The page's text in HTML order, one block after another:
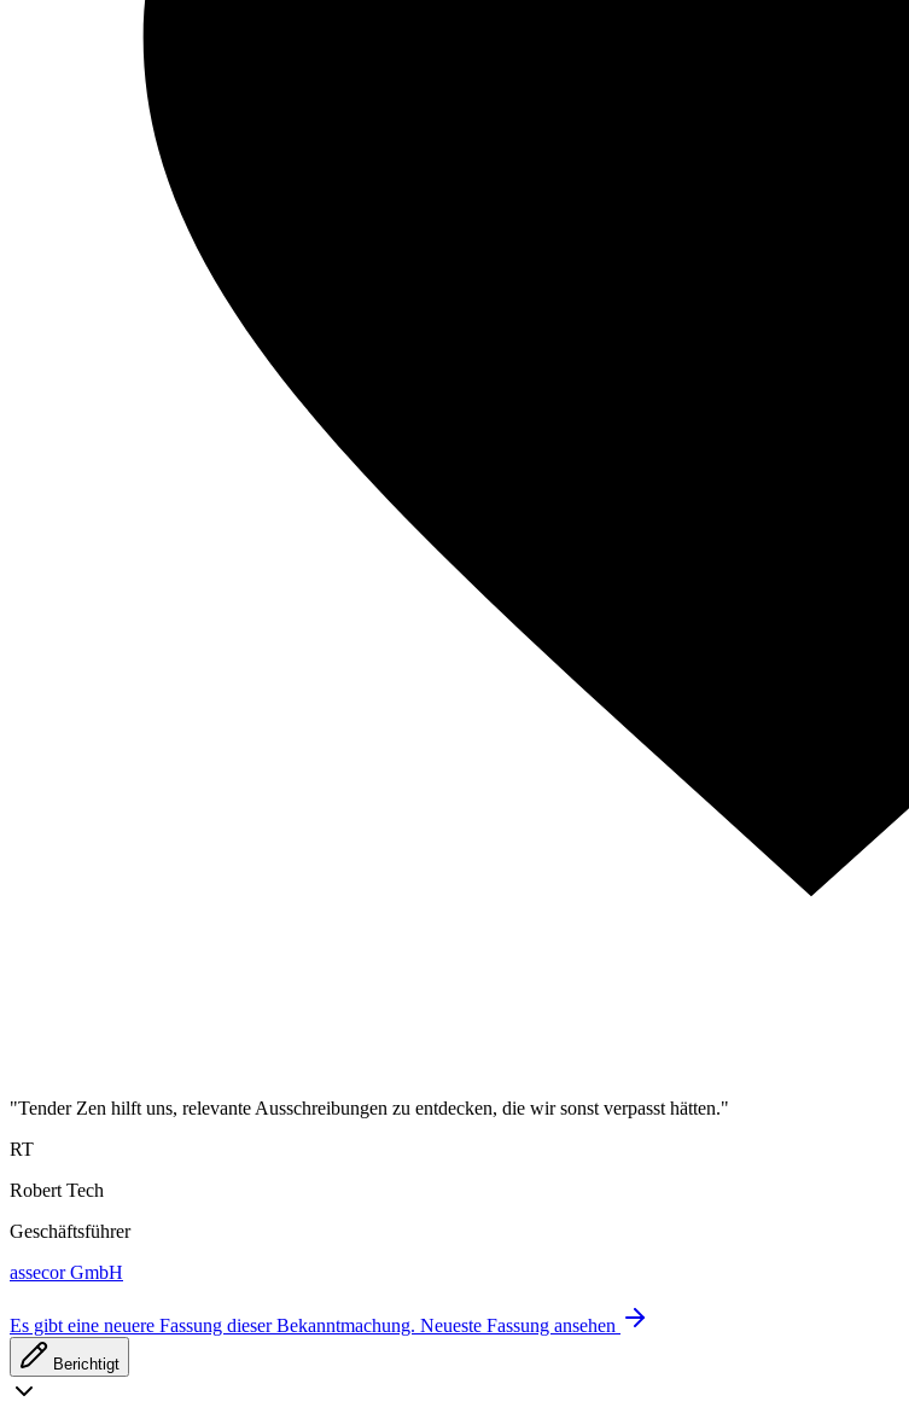
"Tender Zen hilft uns, relevante Ausschreibungen zu entdecken, die wir sonst verpasst hätten."
RT
Robert Tech
Geschäftsführer
assecor GmbH
Es gibt eine neuere Fassung dieser Bekanntmachung. Neueste Fassung ansehen
Berichtigt